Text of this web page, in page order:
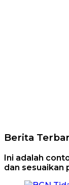
Berita
Ini adalah
dan sesuaikan